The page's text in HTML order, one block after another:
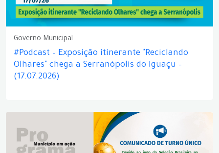
Governo Municipal
#Podcast – Exposição itinerante "Reciclando
Olhares" chega a Serranópolis do Iguaçu –
(17.07.2026)